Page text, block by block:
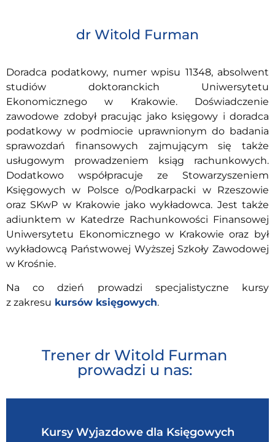
dr Witold Furman
Doradca podatkowy, numer wpisu 11348, absolwent
studiów doktoranckich Uniwersytetu
Ekonomicznego w Krakowie. Doświadczenie
zawodowe zdobył pracując jako księgowy i doradca
podatkowy w podmiocie uprawnionym do badania
sprawozdań finansowych zajmującym się także
usługowym prowadzeniem ksiąg rachunkowych.
Dodatkowo współpracuje ze Stowarzyszeniem
Księgowych w Polsce o/Podkarpacki w Rzeszowie
oraz SKwP w Krakowie jako wykładowca. Jest także
adiunktem w Katedrze Rachunkowości Finansowej
Uniwersytetu Ekonomicznego w Krakowie oraz był
wykładowcą Państwowej Wyższej Szkoły Zawodowej
w Krośnie.
Na co dzień prowadzi specjalistyczne kursy
z zakresu kursów księgowych.
Trener dr Witold Furman
prowadzi u nas:
Kursy Wyjazdowe dla Księgowych